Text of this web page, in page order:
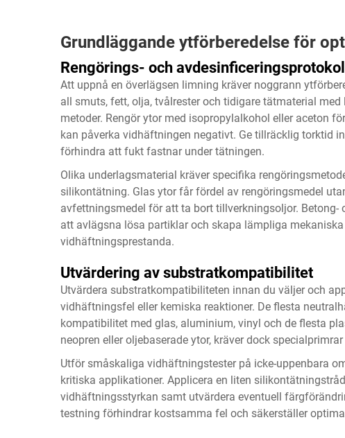
Grundläggande ytförberedelse för
Rengörings- och avdesinficeringsprotokoll
Att uppnå en överlägsen limning kräver noggrann
all smuts, fett, olja, tvålrester och tidigare tätmaterial
metoder. Rengör ytor med isopropylalkohol eller aceton
kan påverka vidhäftningen negativt. Ge tillräcklig torktid
förhindra att fukt fastnar under tätningen.
Olika underlagsmaterial kräver specifika
silikontätning. Glas ytor får fördel av rengöringsmedel
avfettningsmedel för att ta bort tillverkningsoljor.
att avlägsna lösa partiklar och skapa lämpliga
vidhäftningsprestanda.
Utvärdering av substratkompatibilitet
Utvärdera substratkompatibiliteten innan du väljer och
vidhäftningsfel eller kemiska reaktioner. De flesta
kompatibilitet med glas, aluminium, vinyl och de flesta
neopren eller oljebaserade ytor, kräver dock
Utför småskaliga vidhäftningstester på icke-uppenbara
kritiska applikationer. Applicera en liten
vidhäftningsstyrkan samt utvärdera eventuell
testning förhindrar kostsamma fel och säkerställer